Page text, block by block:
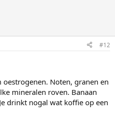
#12
Noten, granen en
mineralen roven. Banaan
drinkt nogal wat koffie op een